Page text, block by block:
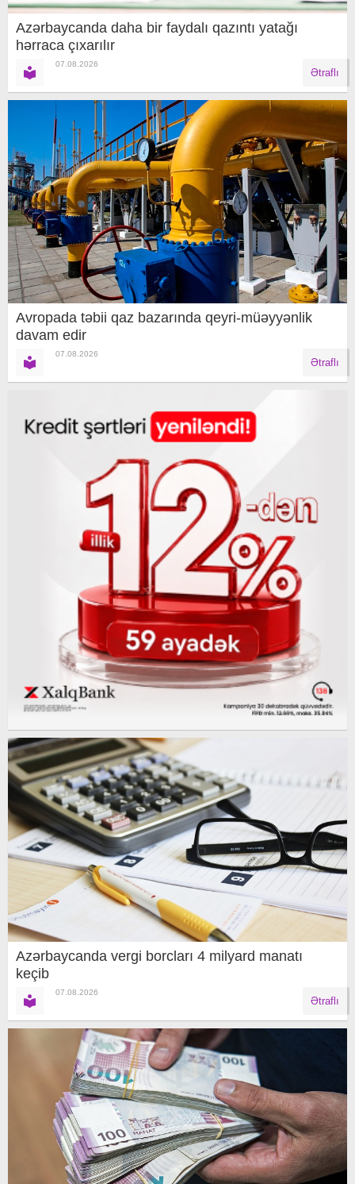
Azərbaycanda daha bir faydalı qazıntı yatağı
hərraca çıxarılır
07.08.2026
Ətraflı
Avropada təbii qaz bazarında qeyri-müəyyənlik
davam edir
07.08.2026
Ətraflı
Azərbaycanda vergi borcları 4 milyard manatı
keçib
07.08.2026
Ətraflı